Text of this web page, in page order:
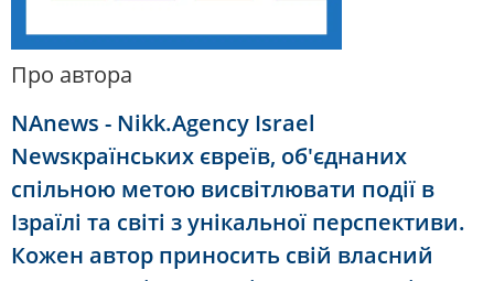
Про автора
NAnews - Nikk.Agency Israel
Newsкраїнських євреїв, об'єднаних
спільною метою висвітлювати події в
Ізраїлі та світі з унікальної перспективи.
Кожен автор приносить свій власний